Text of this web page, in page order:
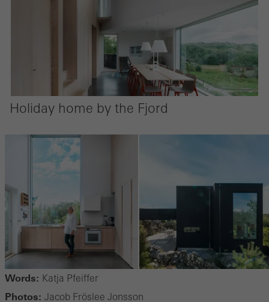
Holiday home by the Fjord
Words: Katja Pfeiffer
Photos: Jacob Fröslee Jonsson